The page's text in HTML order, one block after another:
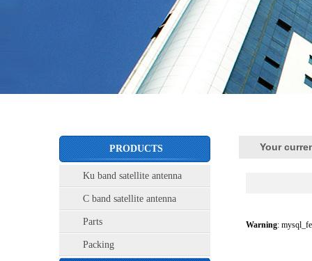
PRODUCTS
Ku band satellite antenna
C band satellite antenna
Parts
Packing
Your
Warning: